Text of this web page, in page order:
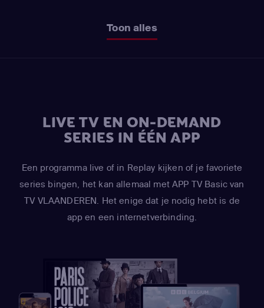
Toon alles
LIVE TV EN ON-DEMAND
SERIES IN ÉÉN APP
Een programma live of in Replay kijken of je favoriete
series bingen, het kan allemaal met APP TV Basic van
TV VLAANDEREN. Het enige dat je nodig hebt is de
app en een internetverbinding.